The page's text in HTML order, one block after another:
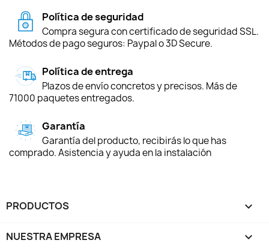
Política de seguridad
Compra segura con certificado de seguridad SSL.
Métodos de pago seguros: Paypal o 3D Secure.
Política de entrega
Plazos de envío concretos y precisos. Más de
71000 paquetes entregados.
Garantía
Garantía del producto, recibirás lo que has
comprado. Asistencia y ayuda en la instalación
PRODUCTOS 
NUESTRA EMPRESA 